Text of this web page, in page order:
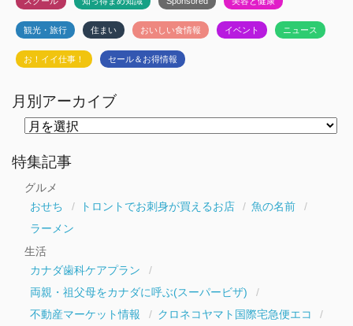
観光・旅行 住まい おいしい食情報 イベント ニュース
お！イイ仕事！ セール＆お得情報
月別アーカイブ
ー
カ
特集記事
グルメ
おせち
トロントでお刺身が買えるお店
魚の名前
ラーメン
生活
カナダ歯科ケアプラン
両親・祖父母をカナダに呼ぶ(スーパービザ)
不動産マーケット情報
クロネコヤマト国際宅急便エコ